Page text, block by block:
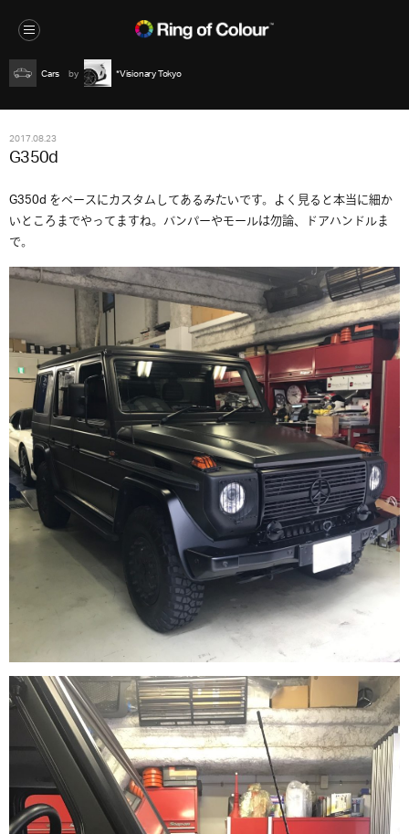
Cars *Visionary Tokyo
2017.08.23
G350d
G350d をベースにカスタムしてあるみたいです。よく見ると本当に細か
いところまでやってますね。バンパーやモールは勿論、ドアハンドルま
で。